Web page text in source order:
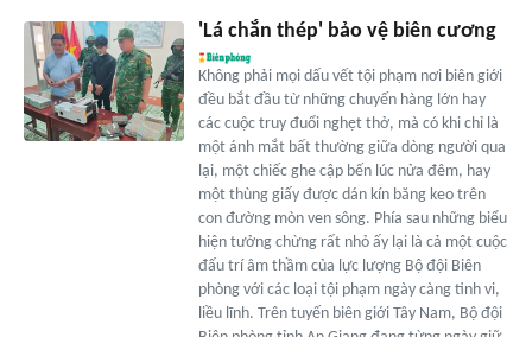
'Lá chắn thép' bảo vệ biên cương
Không phải mọi dấu vết tội phạm nơi biên giới
đều bắt đầu từ những chuyến hàng lớn hay
các cuộc truy đuổi nghẹt thở, mà có khi chỉ là
một ánh mắt bất thường giữa dòng người qua
lại, một chiếc ghe cập bến lúc nửa đêm, hay
một thùng giấy được dán kín băng keo trên
con đường mòn ven sông. Phía sau những biểu
hiện tưởng chừng rất nhỏ ấy lại là cả một cuộc
đấu trí âm thầm của lực lượng Bộ đội Biên
phòng với các loại tội phạm ngày càng tinh vi,
liều lĩnh. Trên tuyến biên giới Tây Nam, Bộ đội